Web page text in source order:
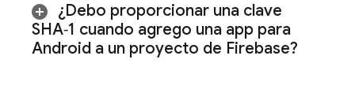
¿Debo proporcionar una clave
SHA‑1 cuando agrego una app para
Android a un proyecto de Firebase?